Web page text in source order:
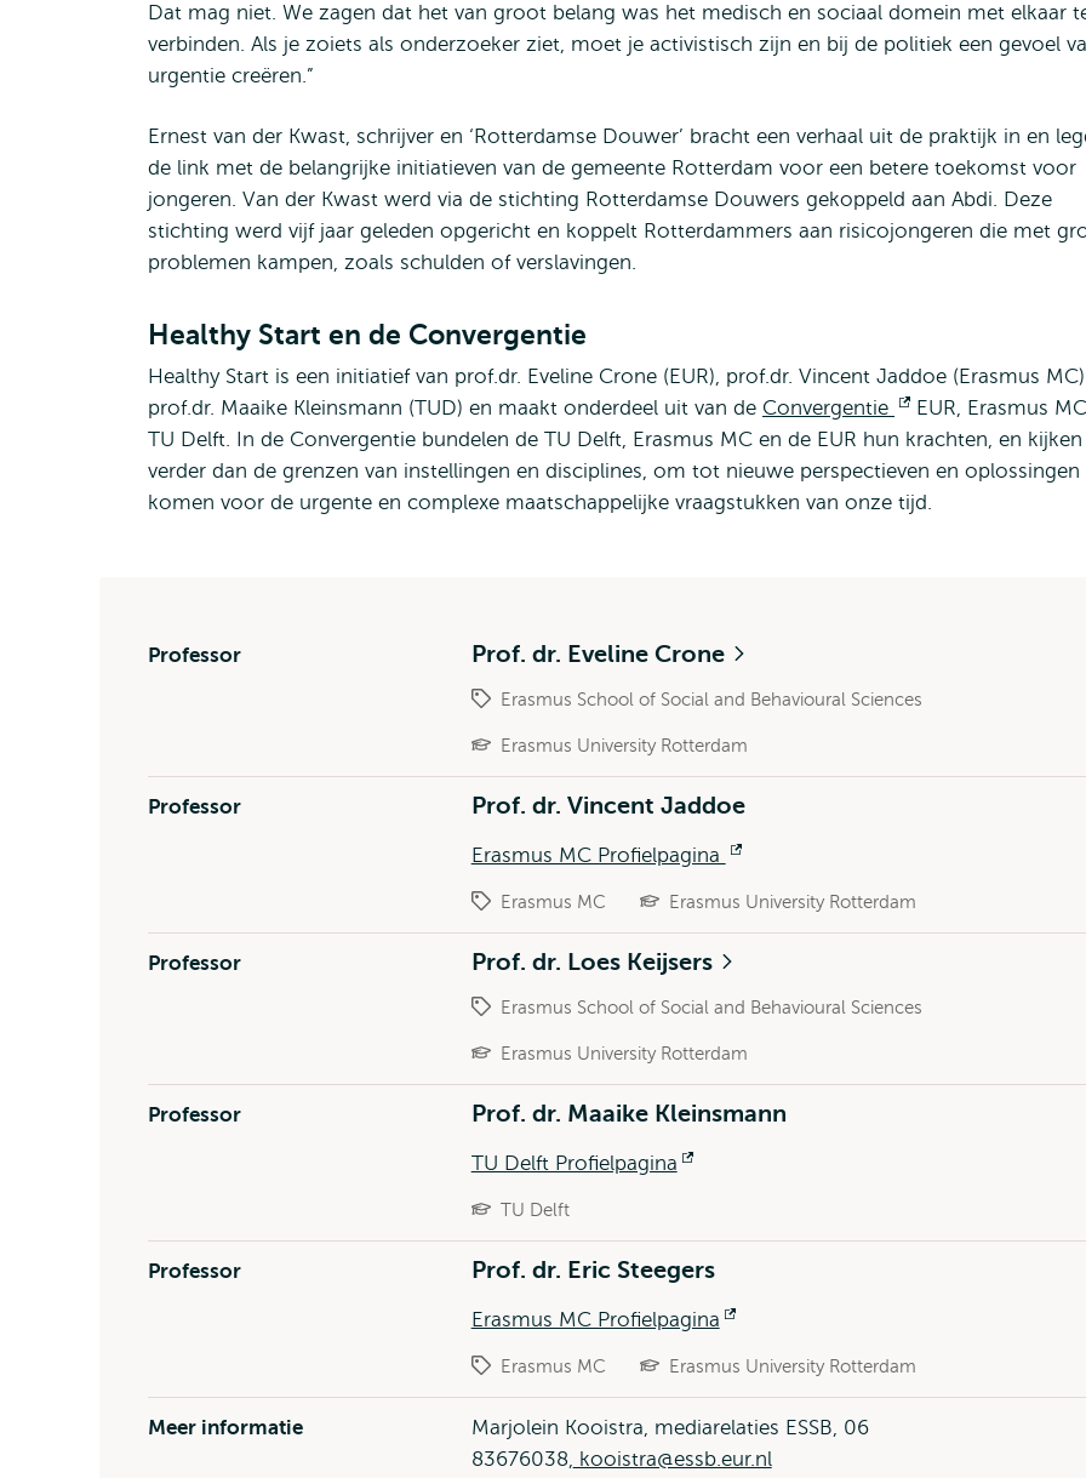
Dat mag niet. We zagen dat het van groot belang was het medisch en sociaal domein met elkaar
verbinden. Als je zoiets als onderzoeker ziet, moet je activistisch zijn en bij de politiek een gevoel
urgentie creëren.”
Ernest van der Kwast, schrijver en ‘Rotterdamse Douwer’ bracht een verhaal uit de praktijk in en
de link met de belangrijke initiatieven van de gemeente Rotterdam voor een betere toekomst voor
jongeren. Van der Kwast werd via de stichting Rotterdamse Douwers gekoppeld aan Abdi. Deze
stichting werd vijf jaar geleden opgericht en koppelt Rotterdammers aan risicojongeren die met
problemen kampen, zoals schulden of verslavingen.
Healthy Start en de Convergentie
Healthy Start is een initiatief van prof.dr. Eveline Crone (EUR), prof.dr. Vincent Jaddoe (Erasmus
prof.dr. Maaike Kleinsmann (TUD) en maakt onderdeel uit van de Convergentie
Opent
extern
EUR, Erasmus
TU Delft. In de Convergentie bundelen de TU Delft, Erasmus MC en de EUR hun krachten, en
verder dan de grenzen van instellingen en disciplines, om tot nieuwe perspectieven en oplossingen
komen voor de urgente en complexe maatschappelijke vraagstukken van onze tijd.
Professor Prof. dr. Eveline Crone
Erasmus School of Social and Behavioural Sciences
Erasmus University Rotterdam
Professor Prof. dr. Vincent Jaddoe
Erasmus MC Profielpagina
Opent
Erasmus MC Erasmus University Rotterdam
Professor Prof. dr. Loes Keijsers
Erasmus School of Social and Behavioural Sciences
Erasmus University Rotterdam
Professor Prof. dr. Maaike Kleinsmann
TU Delft Profielpagina
Opent
TU Delft
Professor Prof. dr. Eric Steegers
Erasmus MC Profielpagina
Opent
Erasmus MC Erasmus University Rotterdam
Meer informatie
Marjolein Kooistra, mediarelaties ESSB, 06
83676038, kooistra@essb.eur.nl